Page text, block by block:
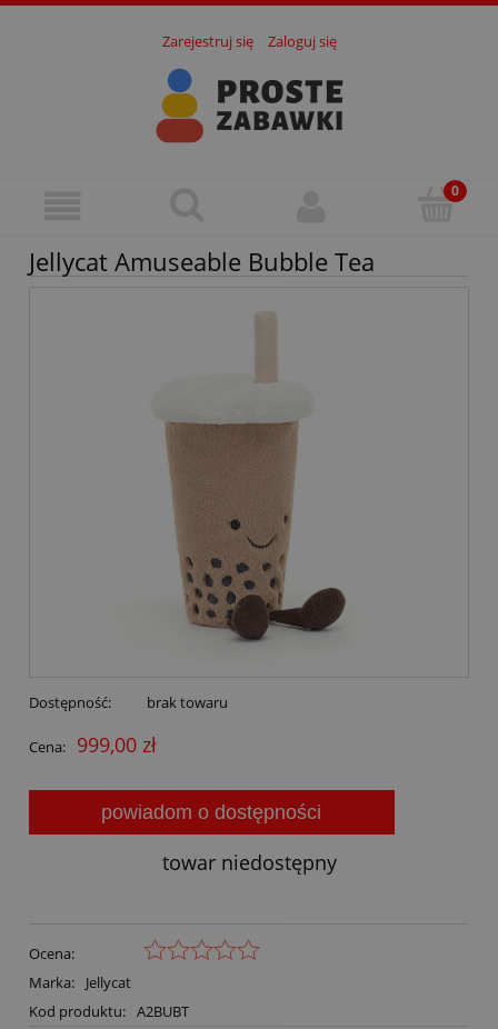
Zarejestruj się Zaloguj się
Jellycat Amuseable Bubble Tea
Dostępność: brak towaru
Cena: 999,00 zł
powiadom o dostępności
towar niedostępny
Ocena:
Marka:
Jellycat
Kod produktu: A2BUBT